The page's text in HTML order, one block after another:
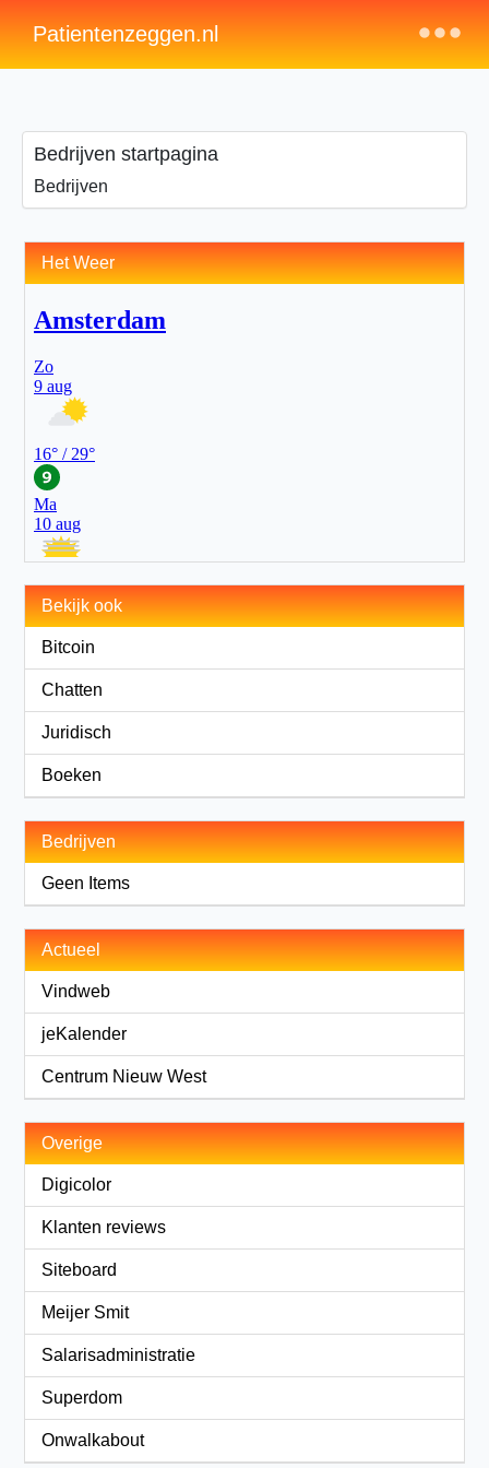
×
Patientenzeggen.nl
Bedrijven startpagina
Bedrijven
Het Weer
Bekijk ook
Bitcoin
Chatten
Juridisch
Boeken
Bedrijven
Geen Items
Actueel
Vindweb
jeKalender
Centrum Nieuw West
Overige
Digicolor
Klanten reviews
Siteboard
Meijer Smit
Salarisadministratie
Superdom
Onwalkabout